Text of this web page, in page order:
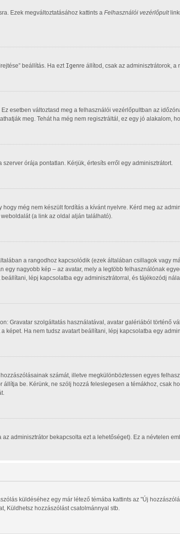
Ezek megváltoztatásához kattints a Felhasználói vezérlőpult
beállítás. Ha ezt Igenre állítod, csak az adminisztrátorok,
esetben változtasd meg a felhasználói vezérlőpultban az
meg. Tehát ha még nem regisztráltál, ez egy jó alakalom,
órája pontatlan. Kérjük, értesíts erről egy adminisztrátort.
még nem készült fordítás a kívánt nyelvre. Kérd meg az
(a link az oldal alján található).
a rangodhoz kapcsolódik (ezek általában csillagok vagy
nagyobb kép – az avatar, mely a legtöbb felhasználónak
lépj kapcsolatba egy adminisztrátorral, és tájékozódj
Gravatar szolgáltatás használatával, avatar galériából történő
Ha nem tudsz avatart beállítani, lépj kapcsolatba egy
számát, illetve megkülönböztessen egyes
be. Kérünk, ne szólj hozzá feleslegesen a témákhoz, csak
adminisztrátor bekapcsolta ezt a lehetőséget). Ez a névtelen
küldéséhez egy már létező témába kattints az "Új
Küldhetsz hozzászólást csatolmánnyal stb.